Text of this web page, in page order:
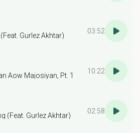
Gurlez Akhtar)
03:52
Aow Majosiyan, Pt. 1
10:22
(Feat. Gurlez Akhtar)
02:58